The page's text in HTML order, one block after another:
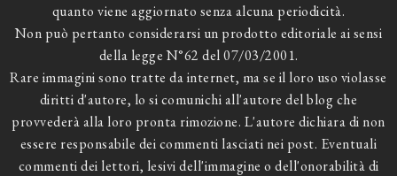
quanto viene aggiornato senza alcuna periodicità.
Non può pertanto considerarsi un prodotto editoriale ai sensi
della legge N°62 del 07/03/2001.
Rare immagini sono tratte da internet, ma se il loro uso violasse
diritti d'autore, lo si comunichi all'autore del blog che
provvederà alla loro pronta rimozione. L'autore dichiara di non
essere responsabile dei commenti lasciati nei post. Eventuali
commenti dei lettori, lesivi dell'immagine o dell'onorabilità di